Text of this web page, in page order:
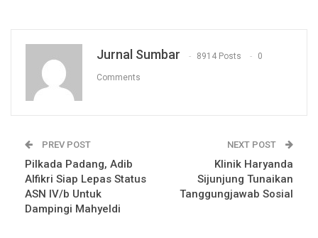
Jurnal Sumbar 8914 Posts 0
Comments
PREV POST
Pilkada Padang, Adib
Alfikri Siap Lepas Status
ASN IV/b Untuk
Dampingi Mahyeldi
NEXT POST
Klinik Haryanda
Sijunjung Tunaikan
Tanggungjawab Sosial